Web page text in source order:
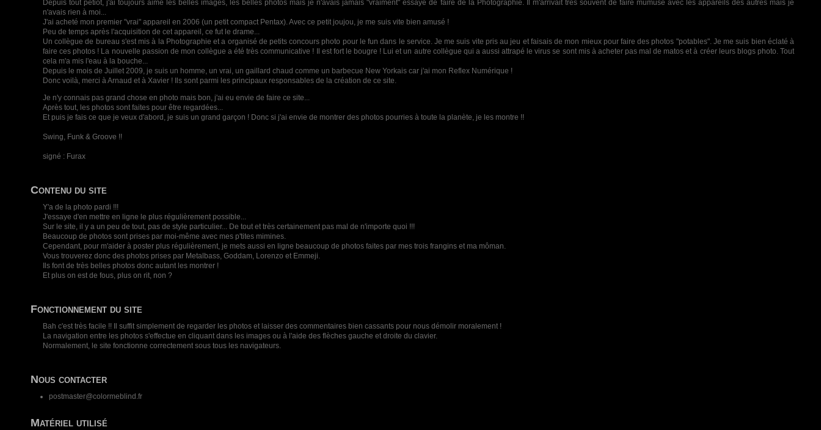
Depuis tout petiot, j'ai toujours aimé les belles images, les belles photos mais je n'avais jamais "vraiment" essayé de faire de la Photographie. Il m'arrivait très souvent de faire mumuse avec les appareils des autres mais je
n'avais rien à moi...
J'ai acheté mon premier "vrai" appareil en 2006 (un petit compact Pentax). Avec ce petit joujou, je me suis vite bien amusé !
Peu de temps après l'acquisition de cet appareil, ce fut le drame...
Un collègue de bureau s'est mis à la Photographie et a organisé de petits concours photo pour le fun dans le service. Je me suis vite pris au jeu et faisais de mon mieux pour faire des photos "potables". Je me suis bien éclaté à
faire ces photos ! La nouvelle passion de mon collègue a été très communicative ! Il est fort le bougre ! Lui et un autre collègue qui a aussi attrapé le virus se sont mis à acheter pas mal de matos et à créer leurs blogs photo. Tout
cela m'a mis l'eau à la bouche...
Depuis le mois de Juillet 2009, je suis un homme, un vrai, un gaillard chaud comme un barbecue New Yorkais car j'ai mon Reflex Numérique !
Donc voilà, merci à Arnaud et à Xavier ! Ils sont parmi les principaux responsables de la création de ce site.
Je n'y connais pas grand chose en photo mais bon, j'ai eu envie de faire ce site...
Après tout, les photos sont faites pour être regardées...
Et puis je fais ce que je veux d'abord, je suis un grand garçon ! Donc si j'ai envie de montrer des photos pourries à toute la planète, je les montre !!
Swing, Funk & Groove !!
signé : Furax
Contenu du site
Y'a de la photo pardi !!!
J'essaye d'en mettre en ligne le plus régulièrement possible...
Sur le site, il y a un peu de tout, pas de style particulier... De tout et très certainement pas mal de n'importe quoi !!!
Beaucoup de photos sont prises par moi-même avec mes p'tites mimines.
Cependant, pour m'aider à poster plus régulièrement, je mets aussi en ligne beaucoup de photos faites par mes trois frangins et ma môman.
Vous trouverez donc des photos prises par Metalbass, Goddam, Lorenzo et Emmeji.
Ils font de très belles photos donc autant les montrer !
Et plus on est de fous, plus on rit, non ?
Fonctionnement du site
Bah c'est très facile !! Il suffit simplement de regarder les photos et laisser des commentaires bien cassants pour nous démolir moralement !
La navigation entre les photos s'effectue en cliquant dans les images ou à l'aide des flèches gauche et droite du clavier.
Normalement, le site fonctionne correctement sous tous les navigateurs.
Nous contacter
postmaster@colormeblind.fr
Matériel utilisé